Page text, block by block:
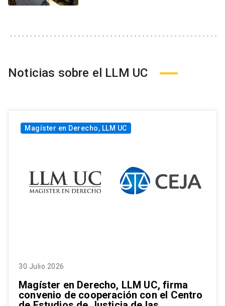
Noticias sobre el LLM UC
Magíster en Derecho, LLM UC
30 Julio 2026
Magíster en Derecho, LLM UC, firma
convenio de cooperación con el Centro